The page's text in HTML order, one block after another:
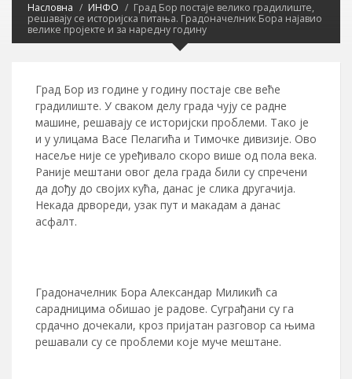
Насловна ИНФО
Град Бор постаје велико градилиште,
решавају се историјска питања. Градоначелник Бора најавио
велике пројекте и за наредну годину
Град Бор из године у годину постаје све веће
градилиште. У сваком делу града чују се радне
машине, решавају се историјски проблеми. Тако је
и у улицама Васе Пелагића и Тимочке дивизије. Ово
насеље није се уређивало скоро више од пола века.
Раније мештани овог дела града били су спречени
да дођу до својих кућа, данас је слика другачија.
Некада дрвореди, узак пут и макадам а данас
асфалт.
Градоначелник Бора Александар Миликић са
сарадницима обишао је радове. Суграђани су га
срдачно дочекали, кроз пријатан разговор са њима
решавали су се проблеми које муче мештане.